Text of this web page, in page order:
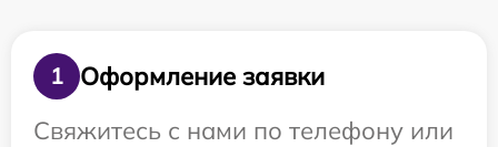
1
Оформление заявки
Свяжитесь с нами по телефону или